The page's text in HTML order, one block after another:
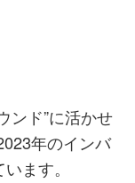
ンド”に活かせ
年のインバ
ます。